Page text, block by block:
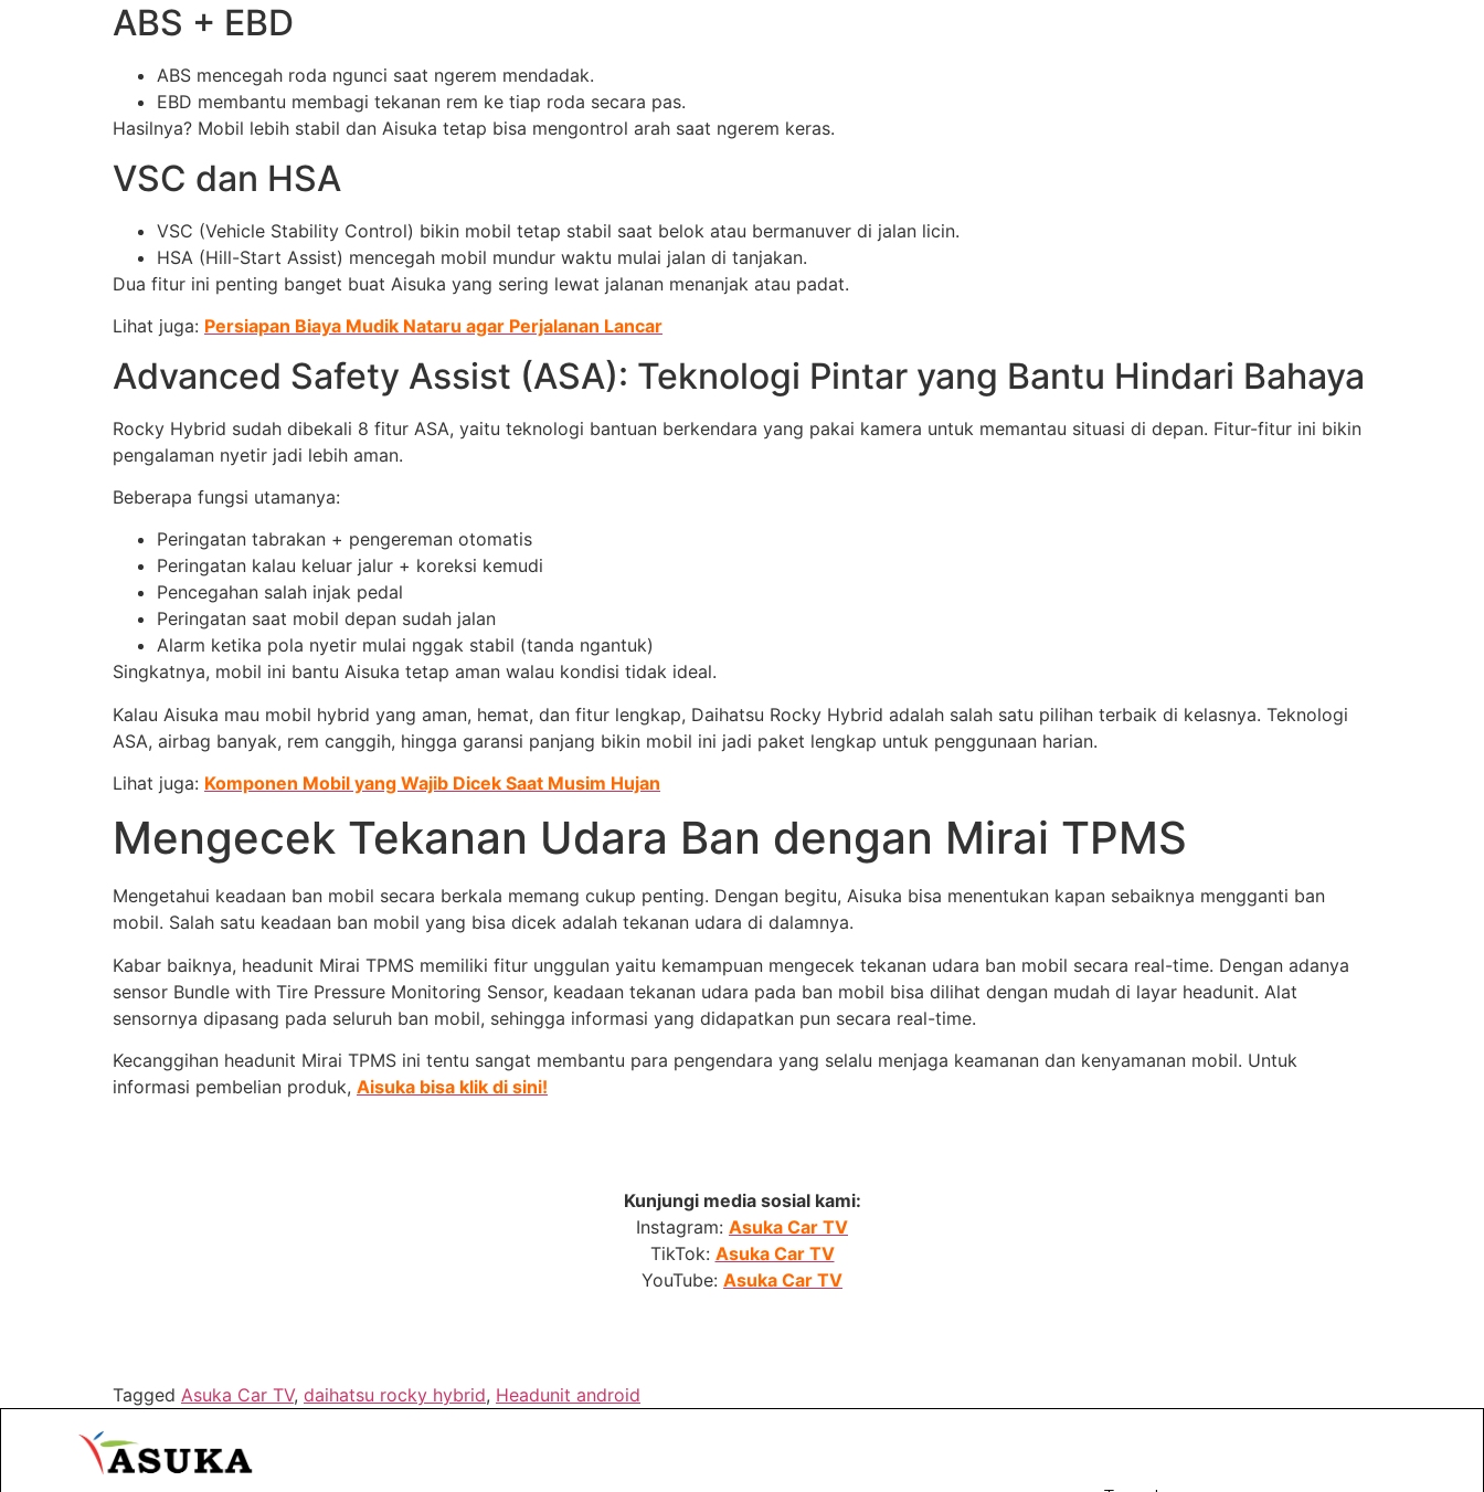
ABS + EBD
ABS mencegah roda ngunci saat ngerem mendadak.
EBD membantu membagi tekanan rem ke tiap roda secara pas.
Hasilnya? Mobil lebih stabil dan Aisuka tetap bisa mengontrol arah saat ngerem keras.
VSC dan HSA
VSC (Vehicle Stability Control) bikin mobil tetap stabil saat belok atau bermanuver di jalan licin.
HSA (Hill-Start Assist) mencegah mobil mundur waktu mulai jalan di tanjakan.
Dua fitur ini penting banget buat Aisuka yang sering lewat jalanan menanjak atau padat.
Lihat juga: Persiapan Biaya Mudik Nataru agar Perjalanan Lancar
Advanced Safety Assist (ASA): Teknologi Pintar yang Bantu Hindari Bahaya
Rocky Hybrid sudah dibekali 8 fitur ASA, yaitu teknologi bantuan berkendara yang pakai kamera untuk memantau situasi di depan. Fitur-fitur ini bikin
pengalaman nyetir jadi lebih aman.
Beberapa fungsi utamanya:
Peringatan tabrakan + pengereman otomatis
Peringatan kalau keluar jalur + koreksi kemudi
Pencegahan salah injak pedal
Peringatan saat mobil depan sudah jalan
Alarm ketika pola nyetir mulai nggak stabil (tanda ngantuk)
Singkatnya, mobil ini bantu Aisuka tetap aman walau kondisi tidak ideal.
Kalau Aisuka mau mobil hybrid yang aman, hemat, dan fitur lengkap, Daihatsu Rocky Hybrid adalah salah satu pilihan terbaik di kelasnya. Teknologi
ASA, airbag banyak, rem canggih, hingga garansi panjang bikin mobil ini jadi paket lengkap untuk penggunaan harian.
Lihat juga: Komponen Mobil yang Wajib Dicek Saat Musim Hujan
Mengecek Tekanan Udara Ban dengan Mirai TPMS
Mengetahui keadaan ban mobil secara berkala memang cukup penting. Dengan begitu, Aisuka bisa menentukan kapan sebaiknya mengganti ban
mobil. Salah satu keadaan ban mobil yang bisa dicek adalah tekanan udara di dalamnya.
Kabar baiknya, headunit Mirai TPMS memiliki fitur unggulan yaitu kemampuan mengecek tekanan udara ban mobil secara real-time. Dengan adanya
sensor Bundle with Tire Pressure Monitoring Sensor, keadaan tekanan udara pada ban mobil bisa dilihat dengan mudah di layar headunit. Alat
sensornya dipasang pada seluruh ban mobil, sehingga informasi yang didapatkan pun secara real-time.
Kecanggihan headunit Mirai TPMS ini tentu sangat membantu para pengendara yang selalu menjaga keamanan dan kenyamanan mobil. Untuk
informasi pembelian produk, Aisuka bisa klik di sini!
Kunjungi media sosial kami:
Instagram: Asuka Car TV
TikTok: Asuka Car TV
YouTube: Asuka Car TV
Tagged Asuka Car TV, daihatsu rocky hybrid, Headunit android